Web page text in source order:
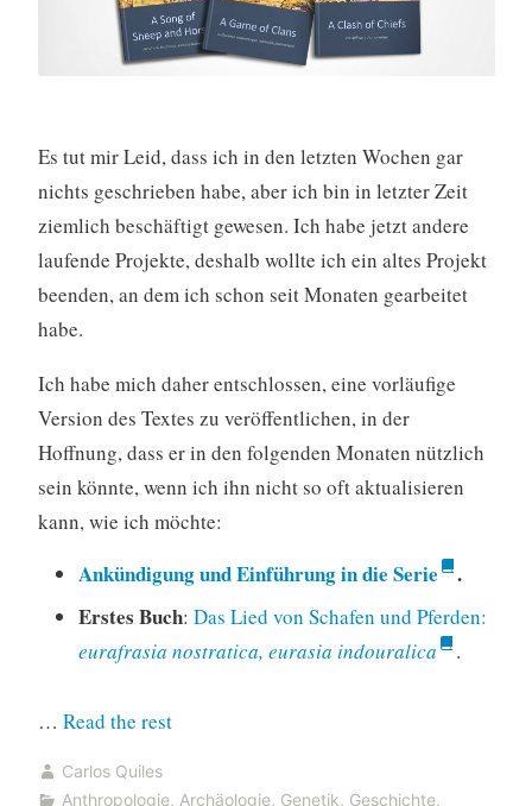
Es tut mir Leid, dass ich in den letzten Wochen gar
nichts geschrieben habe, aber ich bin in letzter Zeit
ziemlich beschäftigt gewesen. Ich habe jetzt andere
laufende Projekte, deshalb wollte ich ein altes Projekt
beenden, an dem ich schon seit Monaten gearbeitet
habe.
Ich habe mich daher entschlossen, eine vorläufige
Version des Textes zu veröffentlichen, in der
Hoffnung, dass er in den folgenden Monaten nützlich
sein könnte, wenn ich ihn nicht so oft aktualisieren
kann, wie ich möchte:
Ankündigung und Einführung in die Serie
.
Erstes Buch: Das Lied von Schafen und Pferden:
eurafrasia nostratica, eurasia indouralica
.
… Read the rest
Jahr
Carlos Quiles
Anthropologie, Archäologie, Genetik, Geschichte,